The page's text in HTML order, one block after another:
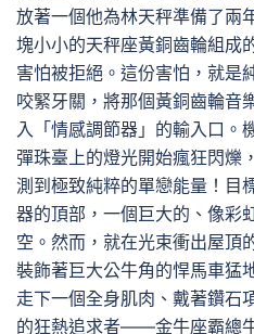
放著一個他為林天秤準備了兩
塊小小的天秤座黃銅齒輪組成
害怕被拒絕。這份害怕，就是
咬緊牙關，將那個黃銅齒輪音
入「情感調節器」的輸入口。
彈珠臺上的燈光開始瘋狂閃爍
測到極致純粹的單戀能量！目
器的頂部，一個巨大的、像彩
空。然而，就在光束衝出屋頂
裝飾著巨大公牛角的悍馬車猛
走下一個全身肌肉、戴著鑽石
的狂熱追求者——金牛座霸總